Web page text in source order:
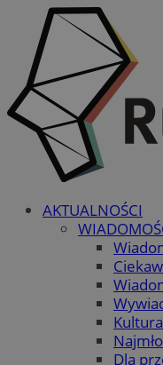
AKTUALNOŚCI
Kultura
Dla